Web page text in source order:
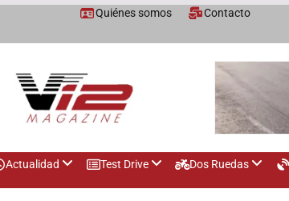
Quiénes somos Contacto
Actualidad Test Drive Dos Ruedas